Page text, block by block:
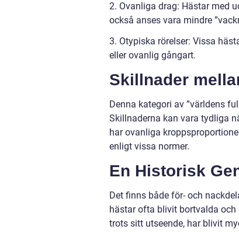
2. Ovanliga drag: Hästar med
också anses vara mindre
3. Otypiska rörelser: Vissa
eller ovanlig gångart.
Skillnader
Denna kategori av ”världens
Skillnaderna kan vara tydliga
har ovanliga
enligt vissa normer.
En Historisk
Det finns både för- och
hästar ofta blivit bortvalda och
trots sitt utseende, har blivit